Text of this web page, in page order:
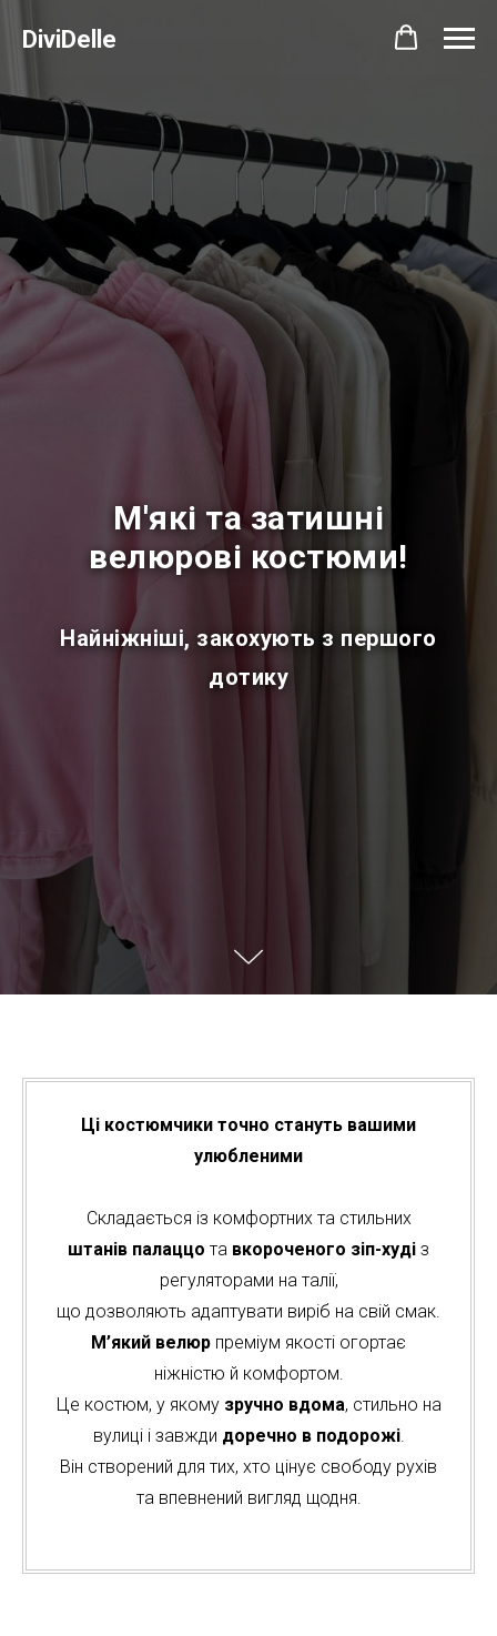
DiviDelle
М'які та затишні
велюрові костюми!
Найніжніші, закохують з першого
дотику
Ці костюмчики точно стануть вашими
улюбленими
Складається із комфортних та стильних
штанів палаццо та вкороченого зіп-худі з
регуляторами на талії,
що дозволяють адаптувати виріб на свій смак.
М’який велюр преміум якості огортає
ніжністю й комфортом.
Це костюм, у якому зручно вдома, стильно на
вулиці і завжди доречно в подорожі.
Він створений для тих, хто цінує свободу рухів
та впевнений вигляд щодня.